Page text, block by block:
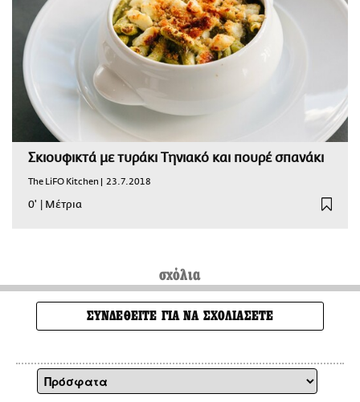
Σκιουφικτά με τυράκι Τηνιακό και πουρέ σπανάκι
The LiFO Kitchen | 23.7.2018
0' | Μέτρια
σχόλια
ΣΥΝΔΕΘΕΙΤΕ ΓΙΑ ΝΑ ΣΧΟΛΙΑΣΕΤΕ